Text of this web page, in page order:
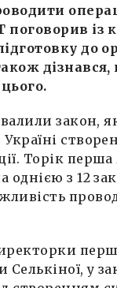
поговорив із
до
закон,
Торік перша
однією з 12
Селькіної, у